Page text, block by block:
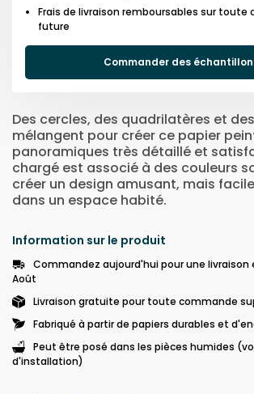
Frais de livraison remboursables sur toute
future
Commander des
Des cercles, des quadrilatères et
mélangent pour créer ce papier
panoramiques très détaillé et
chargé est associé à des couleurs
créer un design amusant, mais
dans un espace habité.
Information sur le produit
Commandez aujourd'hui pour une livraison
Août
Livraison gratuite pour toute commande
Fabriqué à partir de papiers durables et
Peut être posé dans les pièces humides
d'installation)